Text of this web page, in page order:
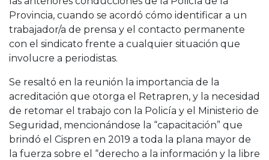
Provincia, cuando se acordó cómo identificar a un
trabajador/a de prensa y el contacto permanente
con el sindicato frente a cualquier situación que
involucre a periodistas.
Se resaltó en la reunión la importancia de la
acreditación que otorga el Retrapren, y la necesidad
de retomar el trabajo con la Policía y el Ministerio de
Seguridad, mencionándose la “capacitación” que
brindó el Cispren en 2019 a toda la plana mayor de
la fuerza sobre el “derecho a la información y la libre